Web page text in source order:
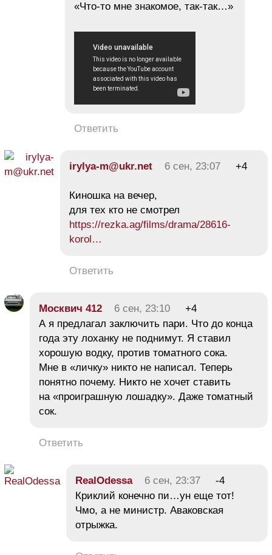
«Что-то мне знакомое, так-так…»
Ответить
irylya-m@ukr.net 6 сен, 23:07 +4
Киношка на вечер,
для тех кто не смотрел
https://rezka.ag/films/drama/28616-
korol…
Ответить
Москвич 412 6 сен, 23:10
+4
А я предлагал заключить пари. Что до конца
года эту лоханку не поднимут. Я ставил
хорошую водку, против томатного сока.
Мне в «личку» никто не написал. Теперь
понятно почему. Никто не хочет ставить
на «проиграшную лошадку». Даже томатный
сок.
Ответить
RealOdessa 6 сен, 23:37
-4
Криклий конечно пи…ун еще тот!
Чмо, а не министр. Аваковская
отрыжка.